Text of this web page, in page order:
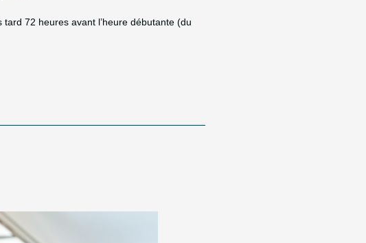
72 heures avant l’heure débutante (du